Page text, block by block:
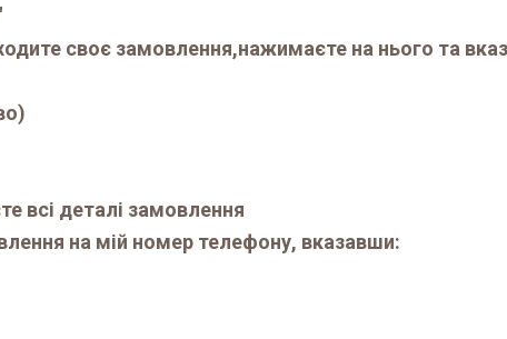
своє замовлення,нажимаєте на нього та
всі деталі замовлення
на мій номер телефону, вказавши: